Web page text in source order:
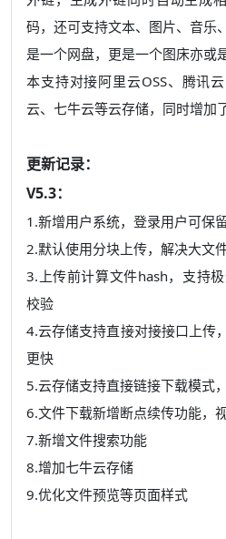
码，还可支持文本、图片、音乐
是一个网盘，更是一个图床亦或
本支持对接阿里云OSS、腾讯
云、七牛云等云存储，同时增加
更新记录：
V5.3：
1.新增用户系统，登录用户可保
2.默认使用分块上传，解决大文
3.上传前计算文件hash，支持
校验
4.云存储支持直接对接接口上传
更快
5.云存储支持直接链接下载模式
6.文件下载新增断点续传功能，
7.新增文件搜索功能
8.增加七牛云存储
9.优化文件预览等页面样式